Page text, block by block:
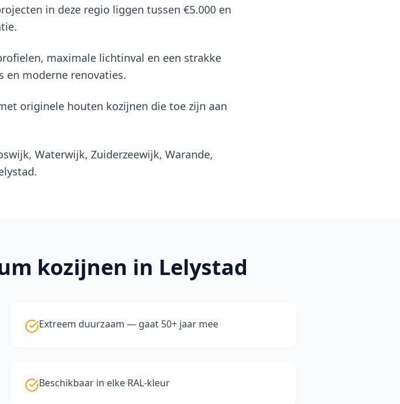
in deze regio liggen tussen €5.000 en
maximale lichtinval en een strakke
en moderne renovaties.
originele houten kozijnen die toe zijn aan
Waterwijk, Zuiderzeewijk, Warande,
kozijnen in Lelystad
Extreem duurzaam — gaat 50+ jaar mee
Beschikbaar in elke RAL-kleur